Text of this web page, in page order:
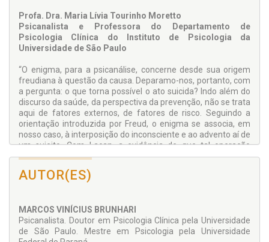
Profa. Dra. Maria Lívia Tourinho Moretto
Psicanalista e Professora do Departamento de
Psicologia Clínica do Instituto de Psicologia da
Universidade de São Paulo
“O enigma, para a psicanálise, concerne desde sua origem
freudiana à questão da causa. Deparamo-nos, portanto, com
a pergunta: o que torna possível o ato suicida? Indo além do
discurso da saúde, da perspectiva da prevenção, não se trata
aqui de fatores externos, de fatores de risco. Seguindo a
orientação introduzida por Freud, o enigma se associa, em
nosso caso, à interposição do inconsciente e ao advento aí de
um sujeito. Com Lacan, a evidência de que tal operação
constitutiva concerne à condição de ser falante. Os fatores
de risco não falam”.
Janeiro (UERJ) – Programa de Pós-Graduação em
Psicanálise
AUTOR(ES)
MARCOS VINÍCIUS BRUNHARI
Psicanalista. Doutor em Psicologia Clínica pela Universidade
de São Paulo. Mestre em Psicologia pela Universidade